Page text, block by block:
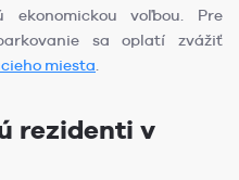
voľbou. Pre
sa oplatí zvážiť
miesta
rezidenti v